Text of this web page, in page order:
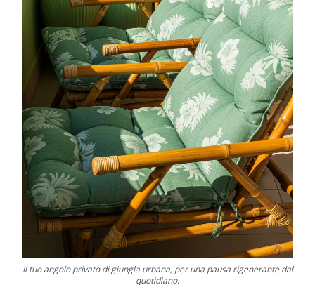
Il tuo angolo privato di giungla urbana, per una pausa rigenerante dal
quotidiano.